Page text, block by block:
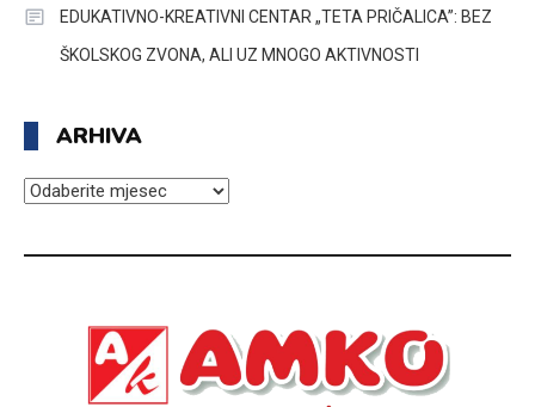
EDUKATIVNO-KREATIVNI CENTAR „TETA PRIČALICA”: BEZ
ŠKOLSKOG ZVONA, ALI UZ MNOGO AKTIVNOSTI
ARHIVA
ARHIVA